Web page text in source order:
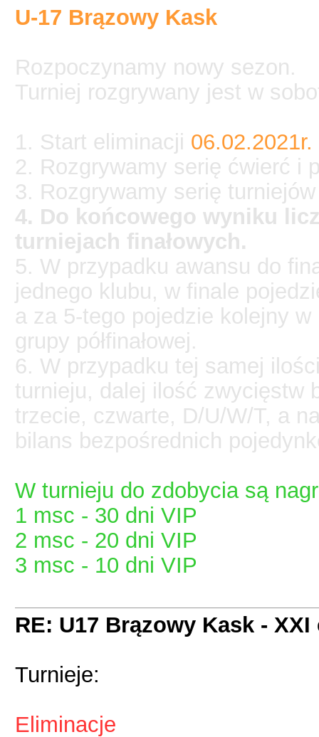
U-17 Brązowy Kask
Rozpoczynamy nowy sezon.
Turniej rozgrywany jest w
1. Start eliminacji 06.02.2021r.
2. Rozgrywamy serię ćwierć i
3. Rozgrywamy serię
4. Do końcowego wyniku
turniejach finałowych.
5. W przypadku awansu do
jednego klubu, w finale
a za 5-tego pojedzie kolejny
grupy półfinałowej.
6. W przypadku tej samej
turnieju, dalej ilość zwycięstw
trzecie, czwarte, D/U/W/T, a
bilans bezpośrednich
W turnieju do zdobycia są
1 msc - 30 dni VIP
2 msc - 20 dni VIP
3 msc - 10 dni VIP
RE: U17 Brązowy Kask - XXI
Turnieje:
Eliminacje